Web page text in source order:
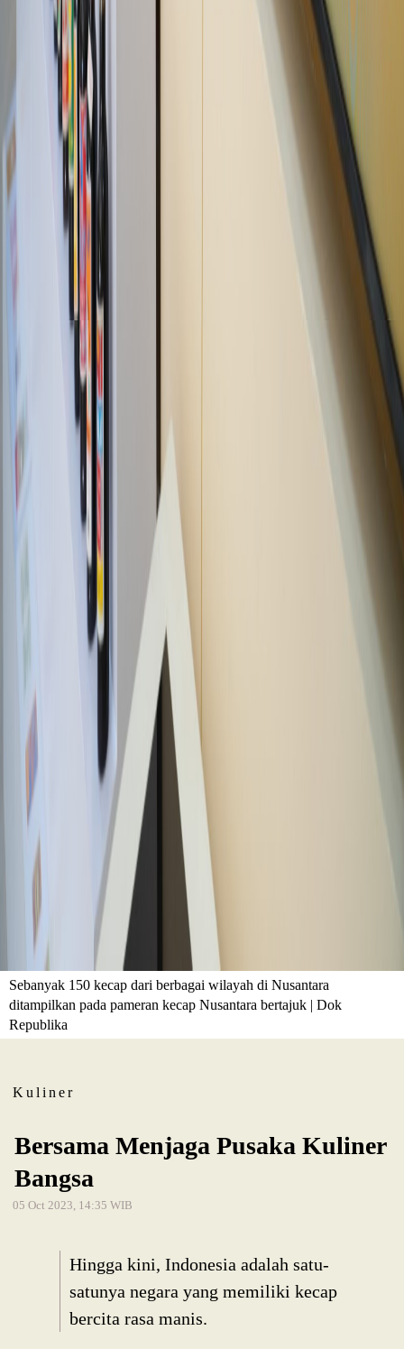
Sebanyak 150 kecap dari berbagai wilayah di Nusantara
ditampilkan pada pameran kecap Nusantara bertajuk | Dok
Republika
Kuliner
Bersama Menjaga Pusaka Kuliner
Bangsa
05 Oct 2023, 14:35 WIB
Hingga kini, Indonesia adalah satu-
satunya negara yang memiliki kecap
bercita rasa manis.